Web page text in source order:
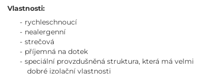
Vlastnosti:
rychleschnoucí
nealergenní
strečová
příjemná na dotek
speciální provzdušněná struktura, která má velmi
dobré izolační vlastnosti